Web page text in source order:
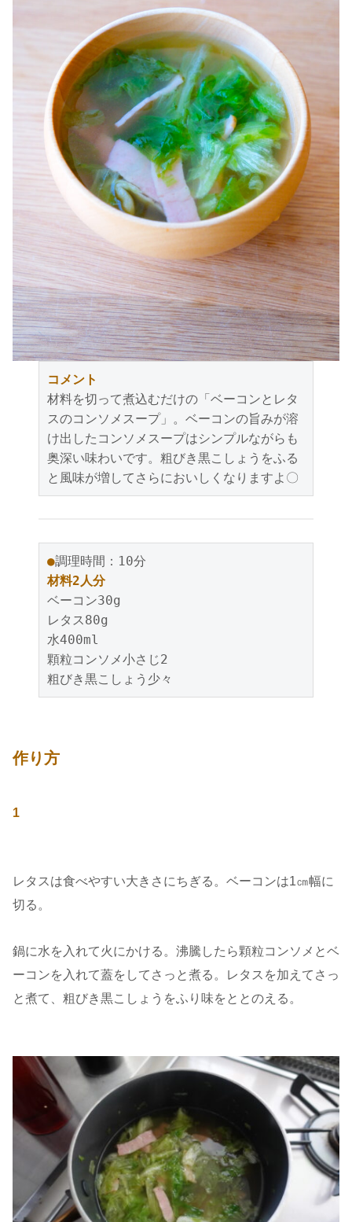
コメント
材料を切って煮込むだけの「ベーコンとレタ
スのコンソメスープ」。ベーコンの旨みが溶
け出したコンソメスープはシンプルながらも
奥深い味わいです。粗びき黒こしょうをふる
と風味が増してさらにおいしくなりますよ〇
●調理時間：10分
材料2人分
ベーコン30g
レタス80g
水400ml
顆粒コンソメ小さじ2
粗びき黒こしょう少々
作り方
1
レタスは食べやすい大きさにちぎる。ベーコンは1㎝幅に
切る。
鍋に水を入れて火にかける。沸騰したら顆粒コンソメとベ
ーコンを入れて蓋をしてさっと煮る。レタスを加えてさっ
と煮て、粗びき黒こしょうをふり味をととのえる。